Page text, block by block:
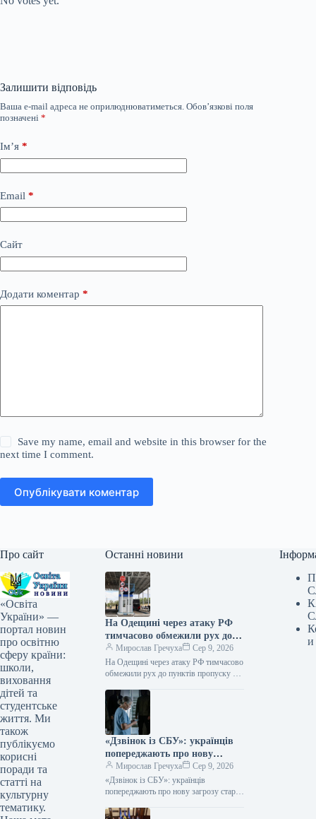
Залишити відповідь
Ваша e-mail адреса не оприлюднюватиметься. Обов’язкові поля
позначені *
Ім’я *
Email *
Сайт
Додати коментар *
Save my name, email and website in this browser for the
next time I comment.
Опублікувати коментар
Про сайт
«Освіта
України» —
портал новин
про освітню
сферу країни:
школи,
виховання
дітей та
студентське
життя. Ми
також
публікуємо
корисні
поради та
статті на
культурну
тематику.
Останні новини
На Одещині через атаку РФ
тимчасово обмежили рух до
пунктів пропуску на кордоні з
Молдовою
Мирослав Гречуха
Сер 9, 2026
На Одещині через атаку РФ тимчасово
обмежили рух до пунктів пропуску на
Укрінформ Унаслідок російських…
«Дзвінок із СБУ»: українців
попереджають про нову
загрозу старої шахрайської
схеми
Мирослав Гречуха
Сер 9, 2026
«Дзвінок із СБУ»: українців
попереджають про нову загрозу старої
Укрінформ Правоохоронці
и